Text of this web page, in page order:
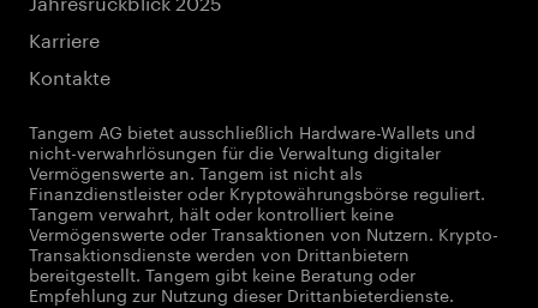
Karriere
Kontakte
Tangem AG bietet ausschließlich Hardware-Wallets und
nicht-verwahrlösungen für die Verwaltung digitaler
Vermögenswerte an. Tangem ist nicht als
Finanzdienstleister oder Kryptowährungsbörse reguliert.
Tangem verwahrt, hält oder kontrolliert keine
Vermögenswerte oder Transaktionen von Nutzern. Krypto-
Transaktionsdienste werden von Drittanbietern
bereitgestellt. Tangem gibt keine Beratung oder
Empfehlung zur Nutzung dieser Drittanbieterdienste.